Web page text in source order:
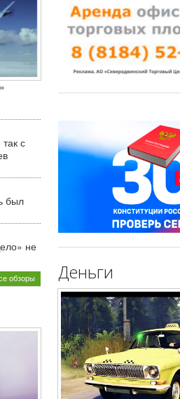
с
был
не
обзоры Деньги